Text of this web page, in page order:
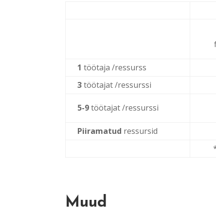
1 töötaja /ressurss
3töötajat /ressurssi
5-9töötajat /ressurssi
Piiramatud ressursid
Muud